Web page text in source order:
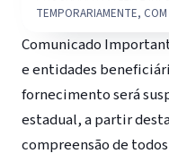
TEMPORARIAMENTE,
Comunicado
e entidades
fornecimento será
estadual, a partir
compreensão de